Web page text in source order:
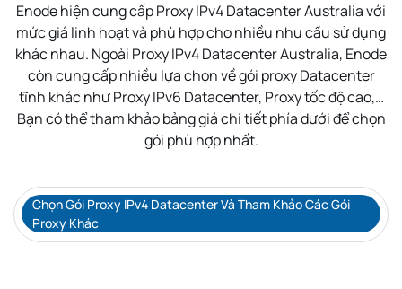
Enode hiện cung cấp Proxy IPv4 Datacenter Australia với
mức giá linh hoạt và phù hợp cho nhiều nhu cầu sử dụng
khác nhau. Ngoài Proxy IPv4 Datacenter Australia, Enode
còn cung cấp nhiều lựa chọn về gói proxy Datacenter
tĩnh khác như Proxy IPv6 Datacenter, Proxy tốc độ cao,…
Bạn có thể tham khảo bảng giá chi tiết phía dưới để chọn
gói phù hợp nhất.
Chọn Gói Proxy IPv4 Datacenter Và Tham Khảo Các Gói
Proxy Khác